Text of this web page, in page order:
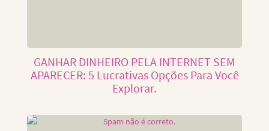
GANHAR DINHEIRO PELA INTERNET SEM
APARECER: 5 Lucrativas Opções Para Você
Explorar.